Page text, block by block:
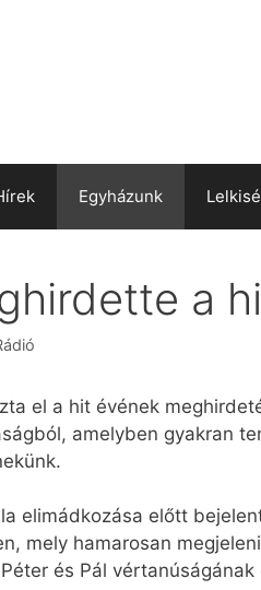
Egyházunk
a
el a hit évének
amelyben gyakran
elimádkozása előtt
mely hamarosan
és Pál